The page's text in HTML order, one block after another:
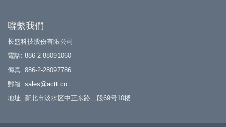
聯繫我們
长盛科技股份有限公司
電話: 886-2-88091060
傳真: 886-2-28097786
郵箱: sales@actt.co
地址: 新北市淡水区中正东路二段69号10楼